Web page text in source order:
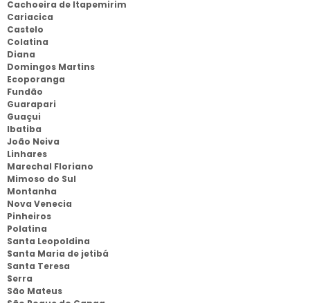
Cachoeira de Itapemirim
Cariacica
Castelo
Colatina
Diana
Domingos Martins
Ecoporanga
Fundão
Guarapari
Guaçui
Ibatiba
João Neiva
Linhares
Marechal Floriano
Mimoso do Sul
Montanha
Nova Venecia
Pinheiros
Polatina
Santa Leopoldina
Santa Maria de jetibá
Santa Teresa
Serra
São Mateus